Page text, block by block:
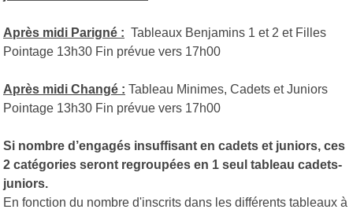
Après midi Parigné : Tableaux Benjamins 1 et 2 et Filles
Pointage 13h30 Fin prévue vers 17h00
Après midi Changé : Tableau Minimes, Cadets et Juniors
Pointage 13h30 Fin prévue vers 17h00
Si nombre d’engagés insuffisant en cadets et juniors, ces
2 catégories seront regroupées en 1 seul tableau cadets-
juniors.
En fonction du nombre d'inscrits dans les différents tableaux à